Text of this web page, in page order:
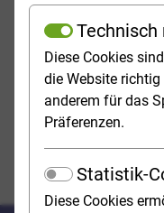
Technisch
Diese Cookies
die Website
anderem für das
Präferenzen.
Statistik-
Diese Cookies
Orientieren
StartseiteStudienfelder
Pflegepraxis, -